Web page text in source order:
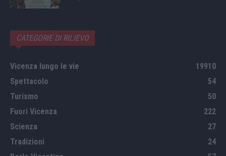
CATEGORIE DI RILIEVO
Vicenza lungo le vie
19910
Spettacolo
54
Turismo
50
Fuori Vicenza
222
Scienza
27
Tradizioni
24